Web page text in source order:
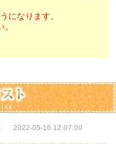
になります。
2022-05-16 12:07:00